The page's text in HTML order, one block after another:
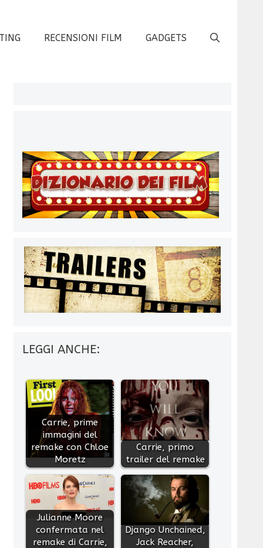
RECENSIONI FILM GADGETS
LEGGI ANCHE:
Carrie, prime
immagini del
remake con Chloe
Moretz
Carrie, primo
trailer del remake
Julianne Moore
confermata nel
remake di Carrie,
Django Unchained,
Jack Reacher,